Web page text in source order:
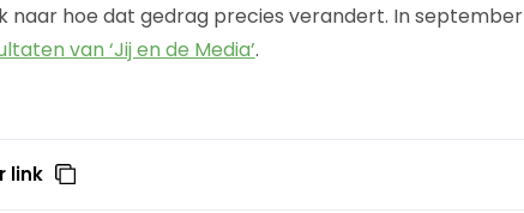
naar hoe dat gedrag precies verandert. In september
van ‘Jij en de Media’.
link